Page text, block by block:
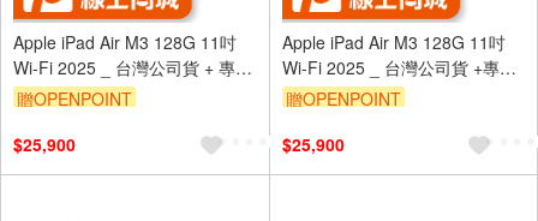
Apple iPad Air M3 128G 11吋
Wi-Fi 2025 _ 台灣公司貨 + 專用
(螢幕寶貼 & 背套)
贈OPENPOINT
$25,900
Apple iPad Air M3 128G 11吋
Wi-Fi 2025 _ 台灣公司貨 +專用
(螢幕保貼 & 背蓋)
贈OPENPOINT
$25,900